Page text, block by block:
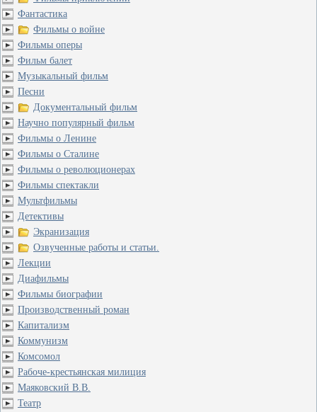
Фантастика
Фильмы о войне
Фильмы оперы
Фильм балет
Музыкальный фильм
Песни
Документальный фильм
Научно популярный фильм
Фильмы о Ленине
Фильмы о Сталине
Фильмы о революционерах
Фильмы спектакли
Мультфильмы
Детективы
Экранизация
Озвученные работы и статьи.
Лекции
Диафильмы
Фильмы биографии
Производственный роман
Капитализм
Коммунизм
Комсомол
Рабоче-крестьянская милиция
Маяковский В.В.
Театр